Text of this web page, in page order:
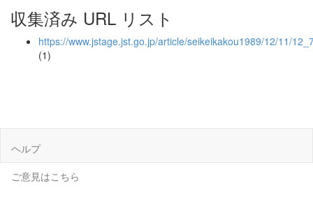
収集済み URL リスト
https://www.jstage.jst.go.jp/article/seikeikakou1989/12/11/
(1)
ヘルプ
ご意見はこちら